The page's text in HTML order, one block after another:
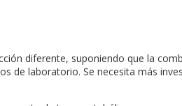
diferente, suponiendo que la
de laboratorio. Se necesita más